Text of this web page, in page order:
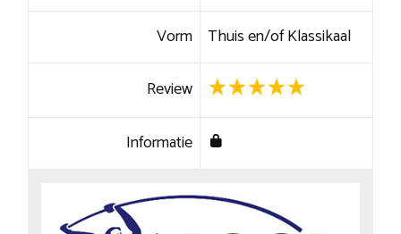
Vorm Thuis en/of Klassikaal
Review
Informatie